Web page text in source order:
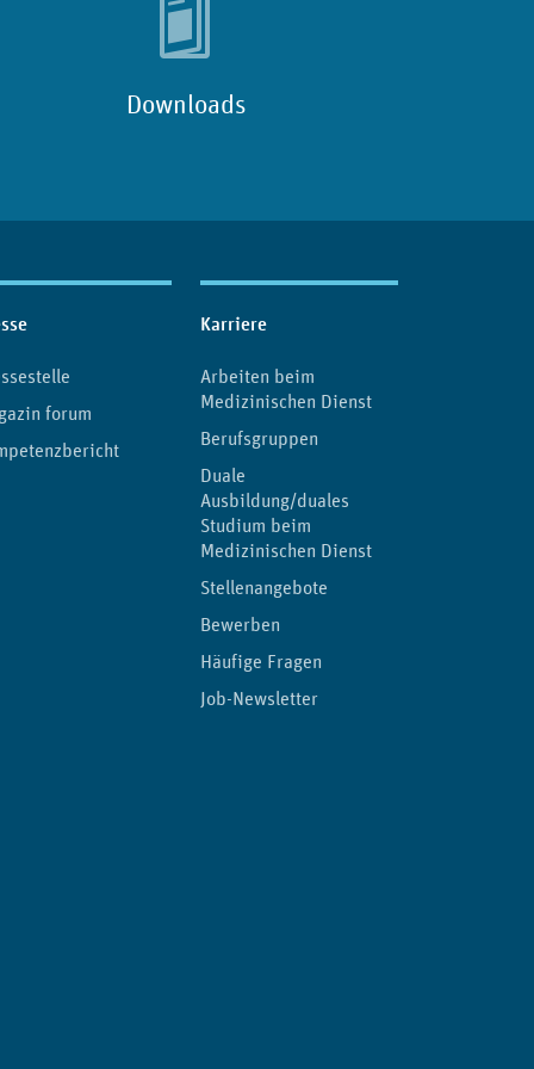
Downloads
forum
Karriere
Arbeiten beim
Medizinischen Dienst
Berufsgruppen
Duale
Ausbildung/duales
Studium beim
Medizinischen Dienst
Stellenangebote
Bewerben
Häufige Fragen
Job-Newsletter